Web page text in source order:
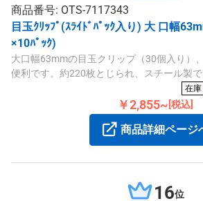
商品番号: OTS-7117343
目玉ｸﾘｯﾌﾟ(ｽﾗｲﾄﾞﾊﾟｯｸ入り) 大 口幅
×10ﾊﾟｯｸ)
大口幅63mmの目玉クリップ（30個入り）
便利です。約220枚とじられ、スチール製
在庫
￥2,855~ [税込]
商品詳細ページ
16位